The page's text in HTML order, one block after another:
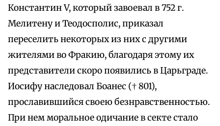
Константин V, который завоевал в 752 г.
Мелитену и Теодосполис, приказал
переселить некоторых из них с другими
жителями во Фракию, благодаря этому их
представители скоро появились в Царьграде.
Иосифу наследовал Боанес († 801),
прославившийся своею безнравственностью.
При нем моральное одичание в секте стало